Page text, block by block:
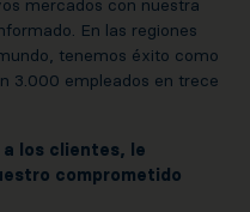
mercados con nuestra
En las regiones
tenemos éxito como
3.000 empleados en trece
los clientes, le
comprometido